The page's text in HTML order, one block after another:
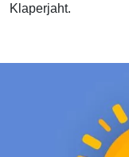
Klaperjaht.